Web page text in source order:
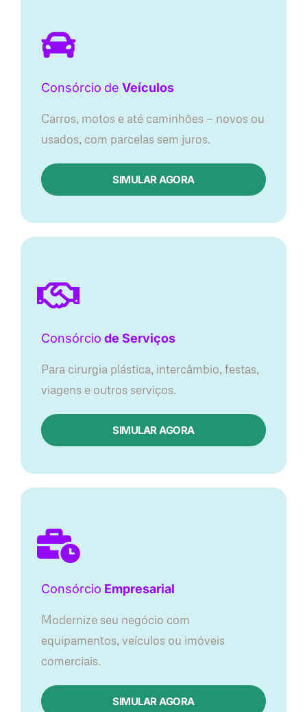
Consórcio de Veículos
Carros, motos e até caminhões — novos ou
usados, com parcelas sem juros.
SIMULAR AGORA
Consórcio de Serviços
Para cirurgia plástica, intercâmbio, festas,
viagens e outros serviços.
SIMULAR AGORA
Consórcio Empresarial
Modernize seu negócio com
equipamentos, veículos ou imóveis
comerciais.
SIMULAR AGORA